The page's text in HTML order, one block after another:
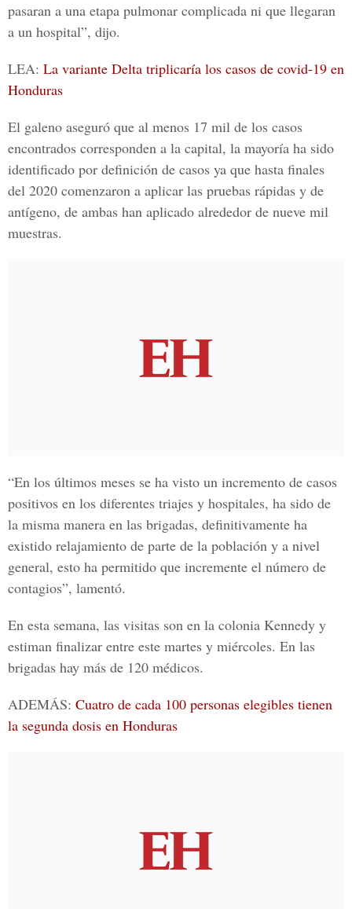
pasaran a una etapa pulmonar complicada ni que llegaran
a un hospital”, dijo.
LEA: La variante Delta triplicaría los casos de covid-19 en
Honduras
El galeno aseguró que al menos 17 mil de los casos
encontrados corresponden a la capital, la mayoría ha sido
identificado por definición de casos ya que hasta finales
del 2020 comenzaron a aplicar las pruebas rápidas y de
antígeno, de ambas han aplicado alrededor de nueve mil
muestras.
“En los últimos meses se ha visto un incremento de casos
positivos en los diferentes triajes y hospitales, ha sido de
la misma manera en las brigadas, definitivamente ha
existido relajamiento de parte de la población y a nivel
general, esto ha permitido que incremente el número de
contagios”, lamentó.
En esta semana, las visitas son en la colonia Kennedy y
estiman finalizar entre este martes y miércoles. En las
brigadas hay más de 120 médicos.
ADEMÁS: Cuatro de cada 100 personas elegibles tienen
la segunda dosis en Honduras